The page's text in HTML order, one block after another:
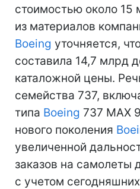
стоимостью около 15
из материалов
Boeing уточняется,
составила 14,7 млрд
каталожной цены.
семейства 737,
типа Boeing 737 MAX
нового поколения
увеличенной
заказов на самолеты
с учетом